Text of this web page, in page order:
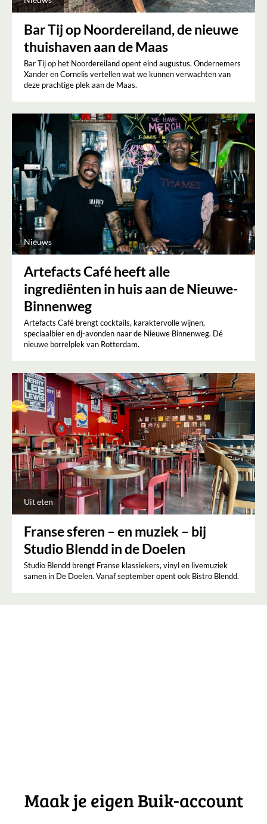
Bar Tij op Noordereiland, de nieuwe
thuishaven aan de Maas
Bar Tij op het Noordereiland opent eind augustus. Ondernemers
Xander en Cornelis vertellen wat we kunnen verwachten van
deze prachtige plek aan de Maas.
Nieuws
Artefacts Café heeft alle
ingrediënten in huis aan de Nieuwe-
Binnenweg
Artefacts Café brengt cocktails, karaktervolle wijnen,
speciaalbier en dj-avonden naar de Nieuwe Binnenweg. Dé
nieuwe borrelplek van Rotterdam.
Uit eten
Franse sferen – en muziek – bij
Studio Blendd in de Doelen
Studio Blendd brengt Franse klassiekers, vinyl en livemuziek
samen in De Doelen. Vanaf september opent ook Bistro Blendd.
Maak je eigen Buik-account